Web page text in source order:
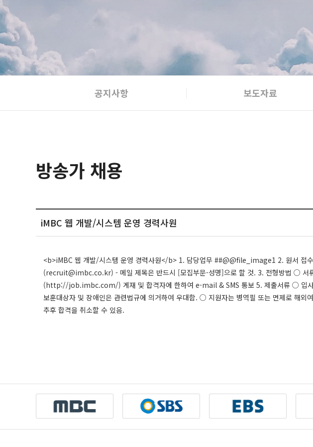
공지사항 보도자료
방송가 채용
iMBC 웹 개발/시스템 운영 경력사원
<b>iMBC 웹 개발/시스템 운영 경력사원</b> 1. 담당업무 ##@@file_image1 2. 원서
(recruit@imbc.co.kr) - 메일 제목은 반드시 [모집부문-성명]으로 할 것. 3. 전형방법 ○
(http://job.imbc.com/) 게재 및 합격자에 한하여 e-mail & SMS 통보 5. 제출서류 ○ 입
보훈대상자 및 장애인은 관련법규에 의거하여 우대함. ○ 지원자는 병역필 또는 면제로 해
추후 합격을 취소할 수 있음.